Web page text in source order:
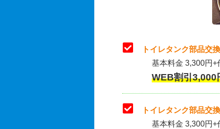
トイレタンク部品交
基本料金 3,300円
WEB割引
トイレタンク部品交
基本料金 3,300円+